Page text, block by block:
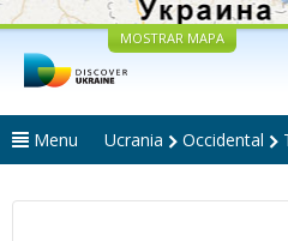
MOSTRAR MAPA
Menu Ucrania Occidental